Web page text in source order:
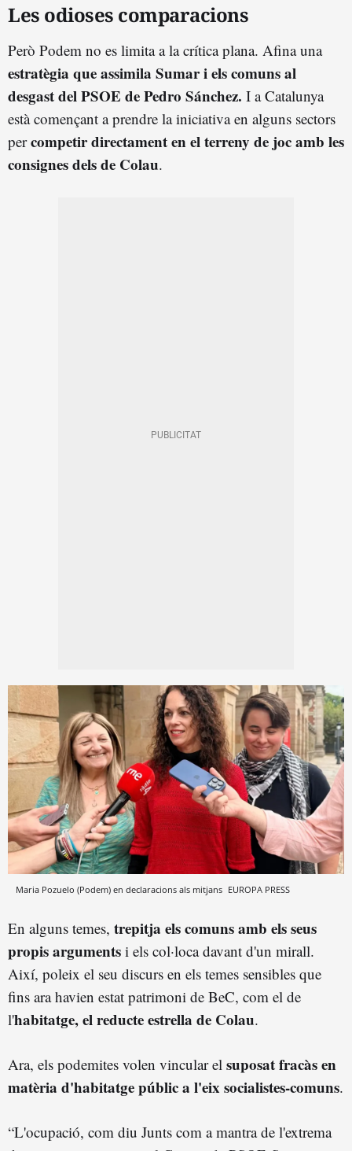
Les odioses comparacions
Però Podem no es limita a la crítica plana. Afina una
estratègia que assimila Sumar i els comuns al
desgast del PSOE de Pedro Sánchez. I a Catalunya
està començant a prendre la iniciativa en alguns sectors
percompetir directament en el terreny de joc amb les
consignes dels de Colau.
Maria Pozuelo (Podem) en declaracions als mitjans EUROPA PRESS
En alguns temes, trepitja els comuns amb els seus
propis arguments i els col·loca davant d'un mirall.
Així, poleix el seu discurs en els temes sensibles que
fins ara havien estat patrimoni de BeC, com el de
l'habitatge, el reducte estrella de Colau.
Ara, els podemites volen vincular el suposat fracàs en
matèria d'habitatge públic a l'eix socialistes-comuns.
“L'ocupació, com diu Junts com a mantra de l'extrema